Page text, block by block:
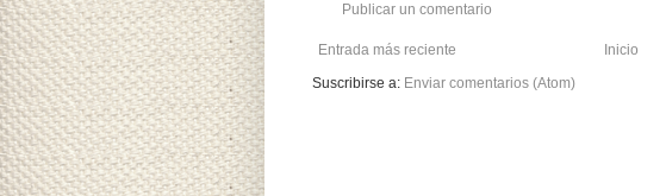
Publicar un comentario
Entrada más reciente
Inicio
Suscribirse a: Enviar comentarios (Atom)